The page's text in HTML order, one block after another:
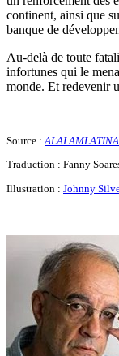
continent, ainsi que
banque de
Au-delà de toute
infortunes qui le
monde. Et redevenir
Source :ALAI AMLATINA
Traduction : Fanny
Illustration : Johnny